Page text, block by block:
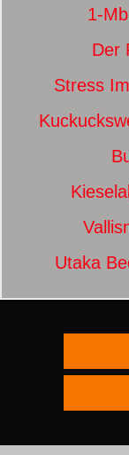
1-
Der
Stress
Utaka